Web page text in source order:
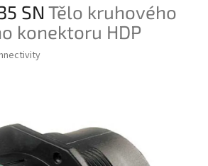
SN Tělo kruhového
konektoru HDP